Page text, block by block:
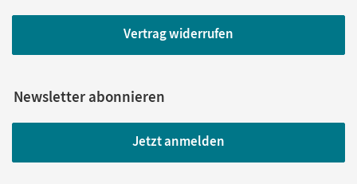
Vertrag widerrufen
Newsletter abonnieren
Jetzt anmelden